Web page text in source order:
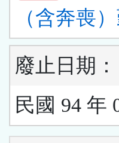
（含奔喪
廢止日期：
民國 94 年